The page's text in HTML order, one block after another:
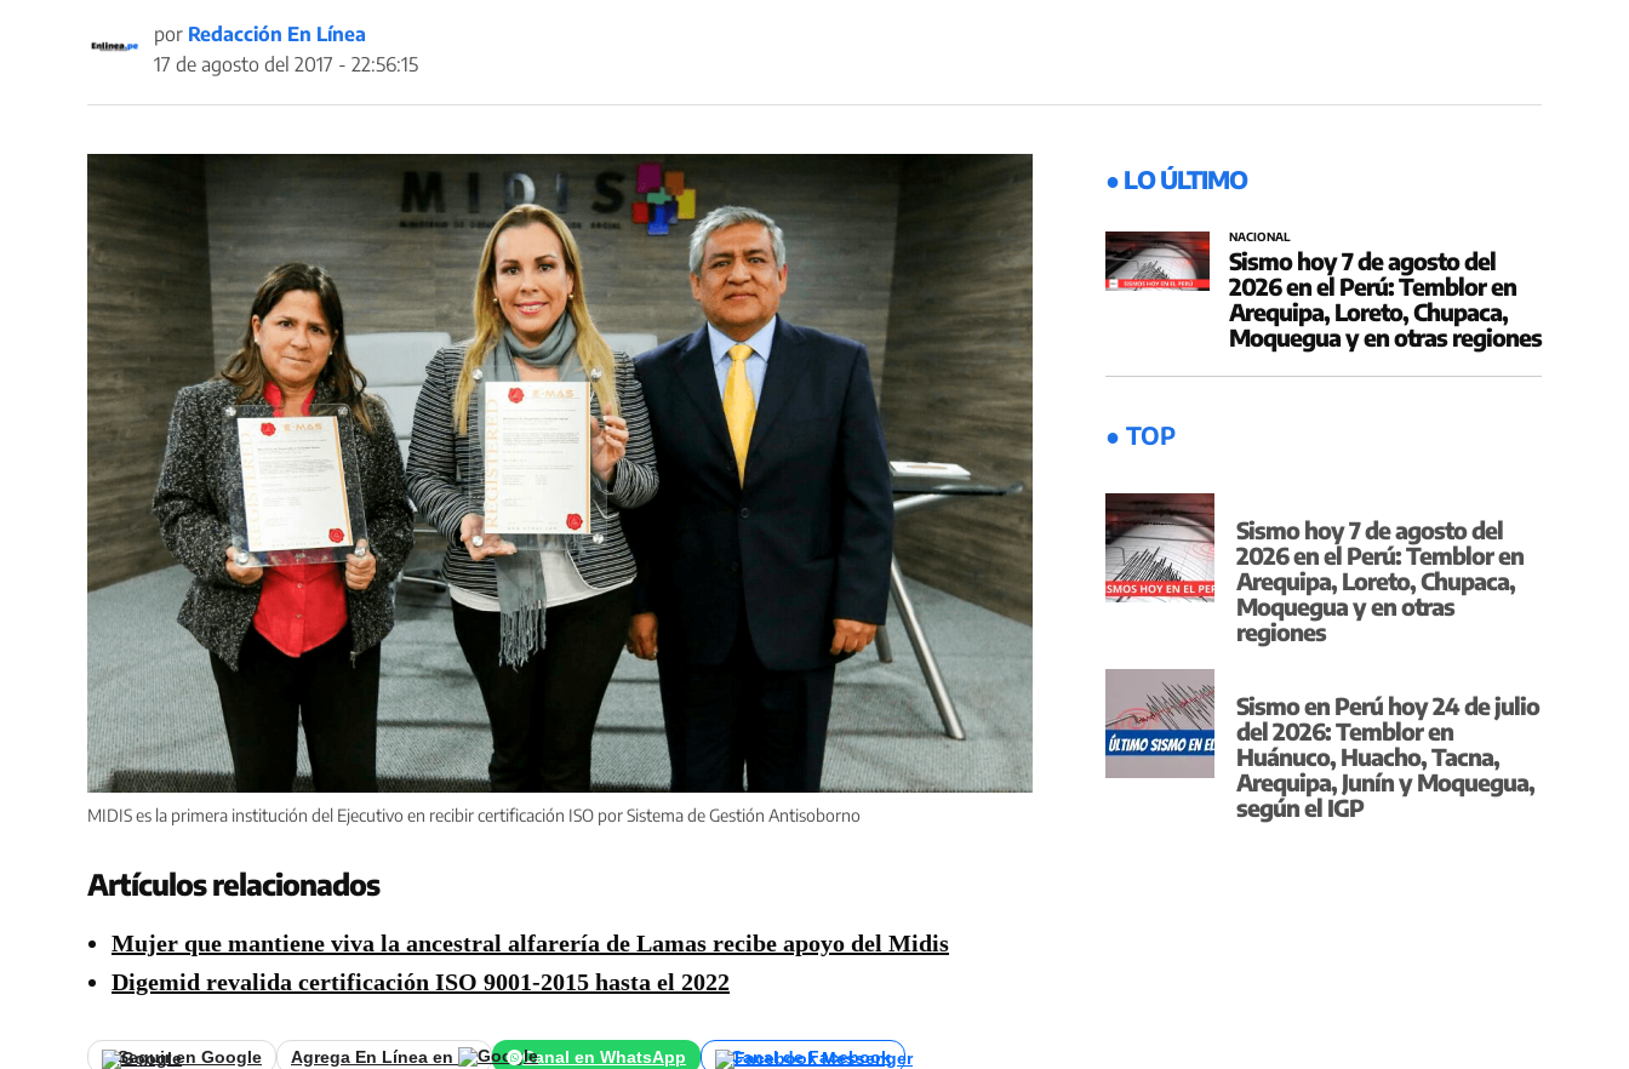
por Redacción En Línea
17 de agosto del 2017 - 22:56:15
MIDIS es la primera institución del Ejecutivo en recibir certificación ISO por Sistema de Gestión Antisoborno
Artículos relacionados
Mujer que mantiene viva la ancestral alfarería de Lamas recibe apoyo del Midis
Digemid revalida certificación ISO 9001-2015 hasta el 2022
Seguir en Google Agrega En Línea en Canal en WhatsApp Canal de Facebook
● LO ÚLTIMO
NACIONAL
Sismo hoy 7 de agosto del
2026 en el Perú: Temblor en
Arequipa, Loreto, Chupaca,
Moquegua y en otras regiones
● TOP
Sismo hoy 7 de agosto del
2026 en el Perú: Temblor en
Arequipa, Loreto, Chupaca,
Moquegua y en otras
regiones
Sismo en Perú hoy 24 de julio
del 2026: Temblor en
Huánuco, Huacho, Tacna,
Arequipa, Junín y Moquegua,
según el IGP